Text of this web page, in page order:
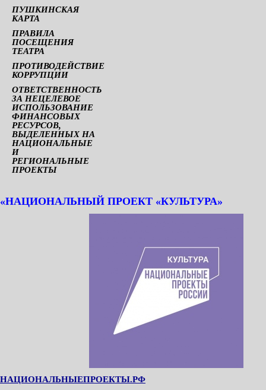
ПУШКИНСКАЯ
КАРТА
ПРАВИЛА
ПОСЕЩЕНИЯ
ТЕАТРА
ПРОТИВОДЕЙСТВИЕ
КОРРУПЦИИ
ОТВЕТСТВЕННОСТЬ
ЗА НЕЦЕЛЕВОЕ
ИСПОЛЬЗОВАНИЕ
ФИНАНСОВЫХ
РЕСУРСОВ,
ВЫДЕЛЕННЫХ НА
НАЦИОНАЛЬНЫЕ
И
РЕГИОНАЛЬНЫЕ
ПРОЕКТЫ
«НАЦИОНАЛЬНЫЙ ПРОЕКТ «КУЛЬТУРА»
НАЦИОНАЛЬНЫЕПРОЕКТЫ.РФ